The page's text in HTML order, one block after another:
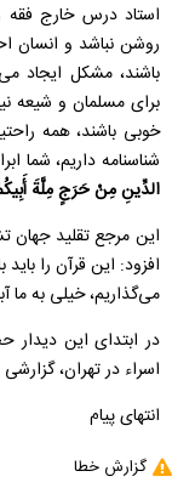
استاد درس خارج
روشن نباشد و انسان
باشند، مشکل ایجاد
برای مسلمان و شیعه
خوبی باشند، همه
شناسنامه داریم، شما
الدِّینِ مِنْ حَرَجٍ مِلَّةَ
این مرجع تقلید جهان
افزود: این قرآن را
می‌گذاریم، خیلی به ما
در ابتدای این دیدار
اسراء در تهران،
انتهای پیام
گزارش خطا